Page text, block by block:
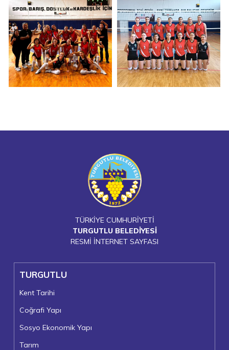
TÜRKİYE CUMHURİYETİ
TURGUTLU BELEDİYESİ
RESMİ İNTERNET SAYFASI
TURGUTLU
Kent Tarihi
Coğrafi Yapı
Sosyo Ekonomik Yapı
Tarım